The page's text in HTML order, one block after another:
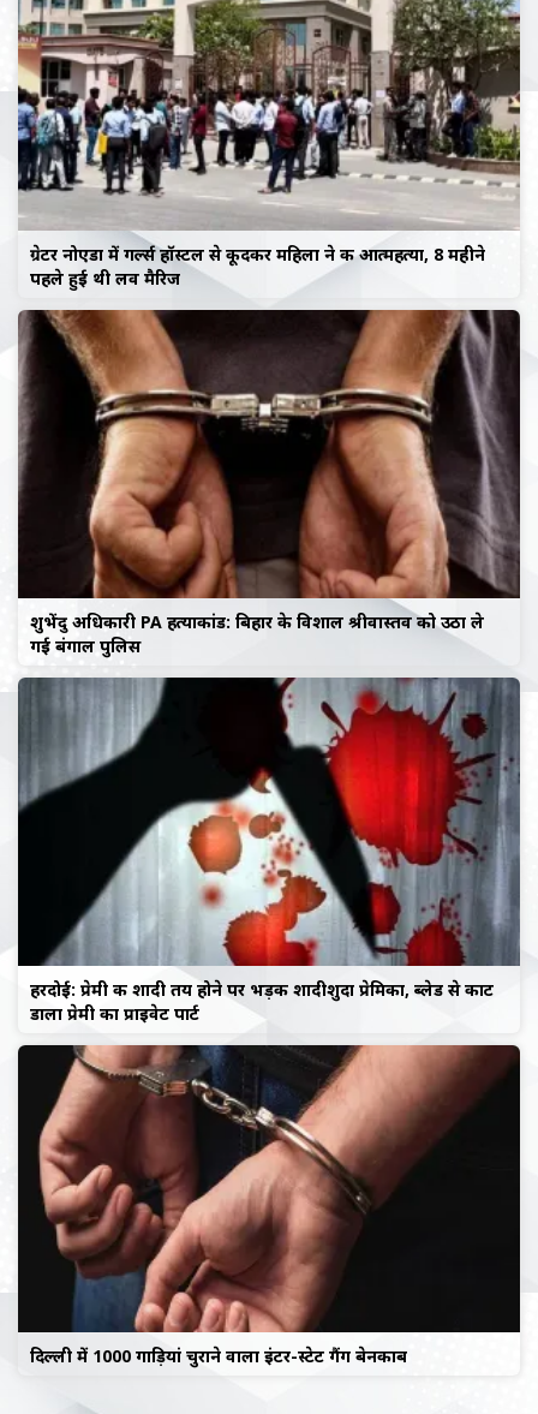
ग्रेटर नोएडा में गर्ल्स हॉस्टल से कूदकर महिला ने की आत्महत्या, 8 महीने
पहले हुई थी लव मैरिज
शुभेंदु अधिकारी PA हत्याकांड: बिहार के विशाल श्रीवास्तव को उठा ले
गई बंगाल पुलिस
हरदोई: प्रेमी की शादी तय होने पर भड़की शादीशुदा प्रेमिका, ब्लेड से काट
डाला प्रेमी का प्राइवेट पार्ट
दिल्ली में 1000 गाड़ियां चुराने वाला इंटर-स्टेट गैंग बेनकाब